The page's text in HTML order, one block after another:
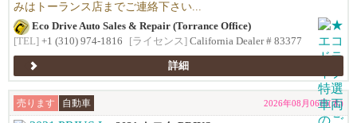
みはトーランス店までご連絡下さい...
Eco Drive Auto Sales & Repair (Torrance Office)
[TEL] +1 (310) 974-1816 [ライセンス] California Dealer # 83377
詳細
売ります 自動車 2026年08月06日(木)